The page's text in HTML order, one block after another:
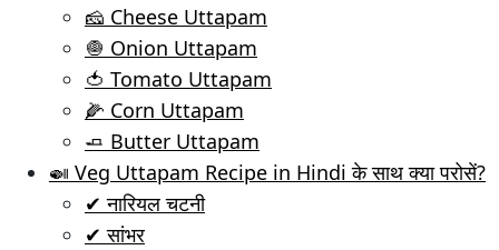
🧀 Cheese Uttapam
🧅 Onion Uttapam
🍅 Tomato Uttapam
🌽 Corn Uttapam
🧈 Butter Uttapam
🍛 Veg Uttapam Recipe in Hindi के साथ क्या परोसें?
✔ नारियल चटनी
✔ सांभर